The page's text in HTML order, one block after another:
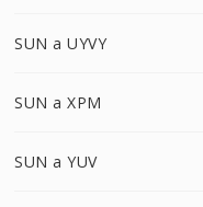
SUN a UYVY
SUN a XPM
SUN a YUV